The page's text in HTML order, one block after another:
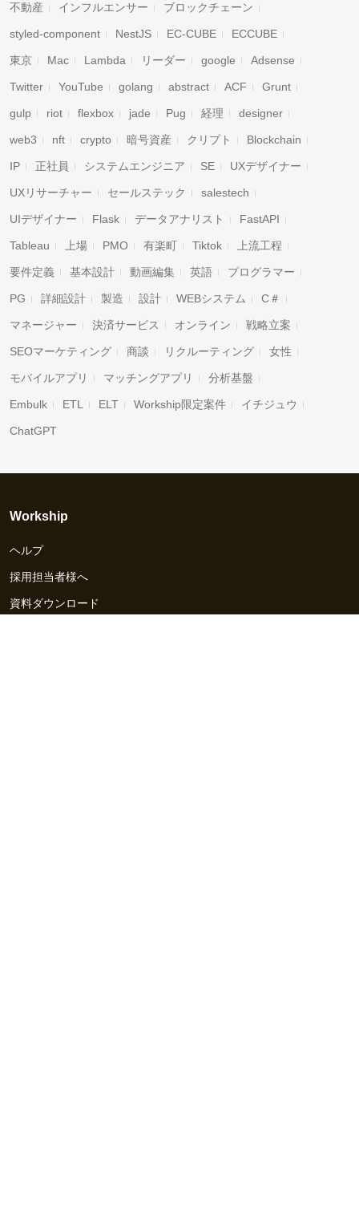
不動産 インフルエンサー ブロックチェーン
styled-component NestJS EC-CUBE ECCUBE
東京 Mac Lambda リーダー google Adsense
Twitter YouTube golang abstract ACF Grunt
gulp riot flexbox jade Pug 経理 designer
web3 nft crypto 暗号資産 クリプト Blockchain
IP 正社員 システムエンジニア SE UXデザイナー
UXリサーチャー セールステック salestech
UIデザイナー Flask データアナリスト FastAPI
Tableau 上場 PMO 有楽町 Tiktok 上流工程
要件定義 基本設計 動画編集 英語 プログラマー
PG 詳細設計 製造 設計 WEBシステム C＃
マネージャー 決済サービス オンライン 戦略立案
SEOマーケティング 商談 リクルーティング 女性
モバイルアプリ マッチングアプリ 分析基盤
Embulk ETL ELT Workship限定案件 イチジュウ
ChatGPT
Workship
ヘルプ
採用担当者様へ
資料ダウンロード